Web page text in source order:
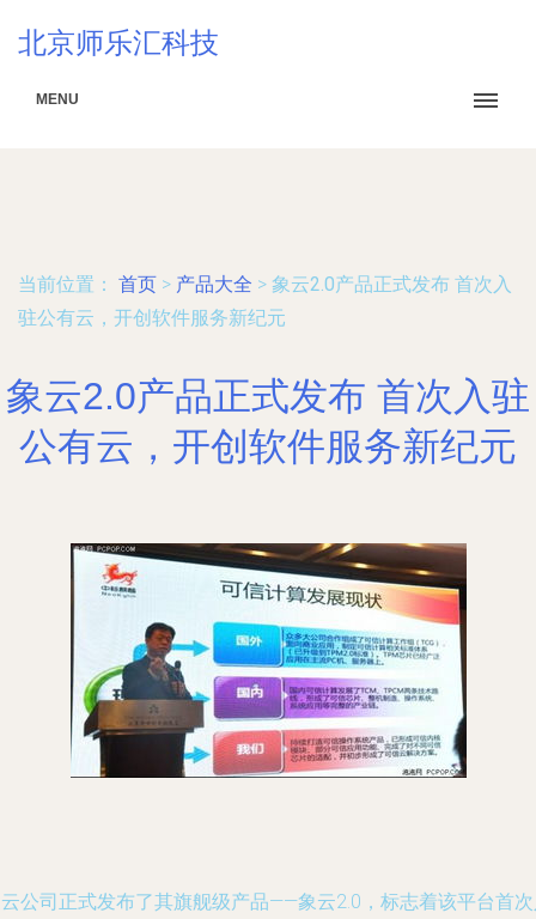
北京师乐汇科技
MENU
当前位置： 首页 > 产品大全 > 象云2.0产品正式发布 首次入
驻公有云，开创软件服务新纪元
象云2.0产品正式发布 首次入驻
公有云，开创软件服务新纪元
公司正式发布了其旗舰级产品——象云2.0，标志着该平台首